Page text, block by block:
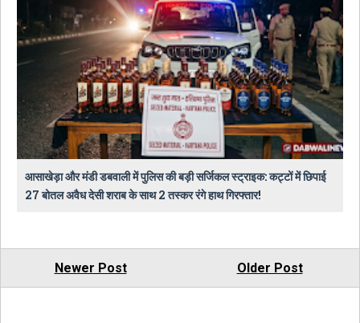
आसाखेड़ा और मंडी डबवाली में पुलिस की बड़ी सर्जिकल स्ट्राइक: कट्टों में छिपाई
27 बोतल अवैध देसी शराब के साथ 2 तस्कर रंगे हाथ गिरफ्तार!
Newer Post Older Post